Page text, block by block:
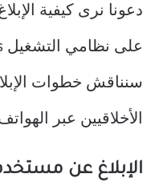
سنناقش خطوات
الأخلاقيين عبر